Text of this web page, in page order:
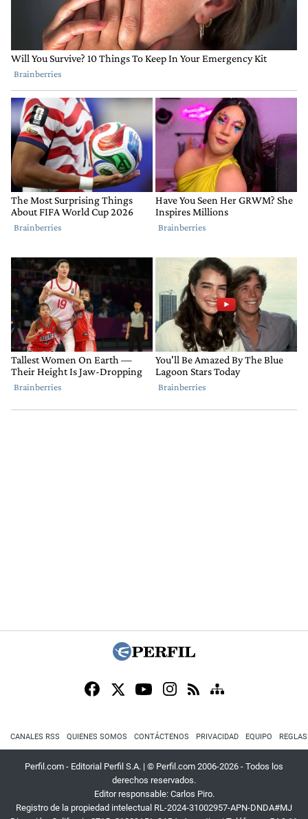
CANALES RSS QUIENES SOMOS CONTÁCTENOS PRIVACIDAD EQUIPO
Perfil.com - Editorial Perfil S.A. | © Perfil.com 2006-2026 - Todos los
derechos reservados.
Editor responsable: Carlos Piro.
Registro de la propiedad intelectual RL-2024-31002957-APN-DNDA#MJ